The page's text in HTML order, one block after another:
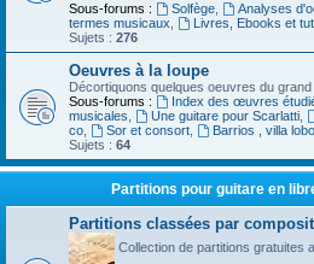
Sous-forums : Solfège, Analyses
termes musicaux
Livres, Ebooks et
Sujets : 276
Oeuvres à la loupe
Décortiquons quelques oeuvres du
Sous-forums :
Index des œuvres
musicales
Une guitare pour Scarlatti,
co
Sor et consort, Barrios , villa
Sujets : 64
Partitions pour guitare en
Partitions classées par
Collection de partitions gratuites